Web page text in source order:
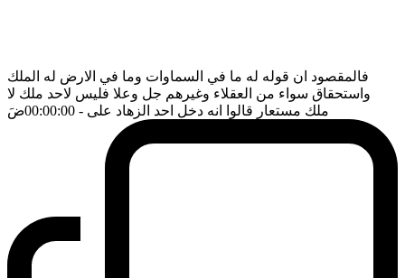
فالمقصود ان قوله له ما في السماوات وما في الارض له الملك
واستحقاق سواء من العقلاء وغيرهم جل وعلا فليس لاحد ملك لا
ملك مستعار قالوا انه دخل احد الزهاد على - 00:00:00 ضَ